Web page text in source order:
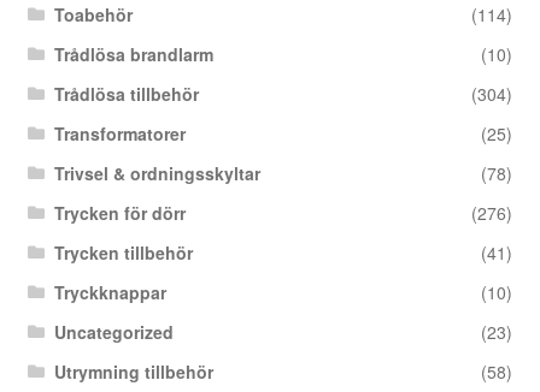
Toabehör
(114)
Trådlösa brandlarm
(10)
Trådlösa tillbehör
(304)
Transformatorer
(25)
Trivsel & ordningsskyltar
(78)
Trycken för dörr
(276)
Trycken tillbehör
(41)
Tryckknappar
(10)
Uncategorized
(23)
Utrymning tillbehör
(58)